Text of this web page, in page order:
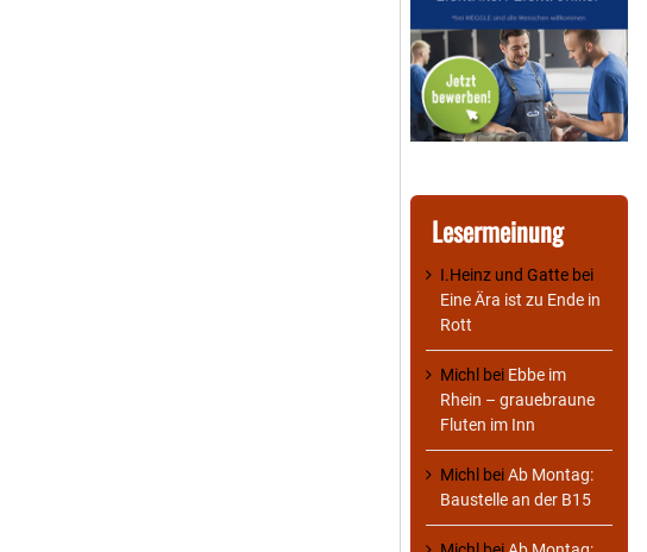
Lesermeinung
I.Heinz und Gatte bei
Eine Ära ist zu Ende in
Rott
Michl bei Ebbe im
Rhein – grauebraune
Fluten im Inn
Michl beiAb Montag:
Baustelle an der B15